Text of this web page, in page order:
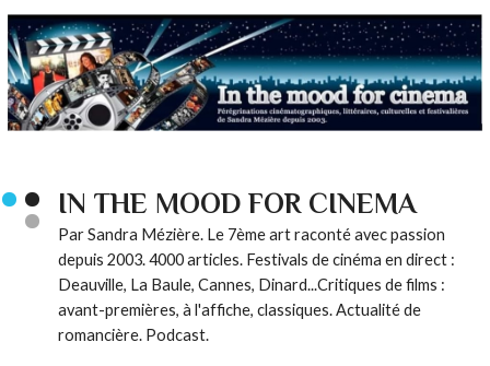
IN THE MOOD FOR CINEMA
Par Sandra Mézière. Le 7ème art raconté avec passion
depuis 2003. 4000 articles. Festivals de cinéma en direct :
Deauville, La Baule, Cannes, Dinard...Critiques de films :
avant-premières, à l'affiche, classiques. Actualité de
romancière. Podcast.